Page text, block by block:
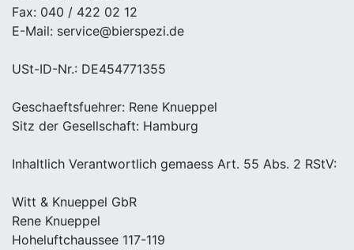
Fax: 040 / 422 02 12
E-Mail: service@bierspezi.de
USt-ID-Nr.: DE454771355
Geschaeftsfuehrer: Rene Knueppel
Sitz der Gesellschaft: Hamburg
Inhaltlich Verantwortlich gemaess Art. 55 Abs. 2 RStV:
Witt & Knueppel GbR
Rene Knueppel
Hoheluftchaussee 117-119